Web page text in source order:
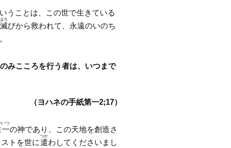
うことは、この世で生きている
滅
ほろ
びから救われて、永遠のいのち
みこころを行う者は、いつまで
（ヨハネの手紙第一2;17）
いつ
の神であり、この天地を創造さ
トを世に遣
つか
わしてくださいまし